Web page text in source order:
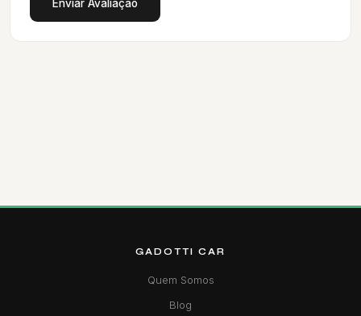
Enviar Avaliação
GADOTTI CAR
Quem Somos
Blog